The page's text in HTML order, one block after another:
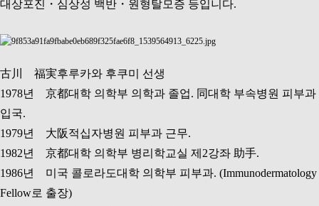
대상포진・심상성 백반・원형탈모증 등입니다.
古川 福実후루카와 후쿠미 선생
1978년 京都대학 의학부 의학과 졸업. 同대학 부속병원 피부과
입국.
1979년 大阪적십자병원 피부과 근무.
1982년 京都대학 의학부 병리학교실 제2강좌 助手.
1986년 미국 콜로라도대학 의학부 피부과. (Immunodermatology
Fellow로 출장)